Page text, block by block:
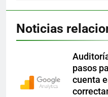
Noticias
pasos
cuenta